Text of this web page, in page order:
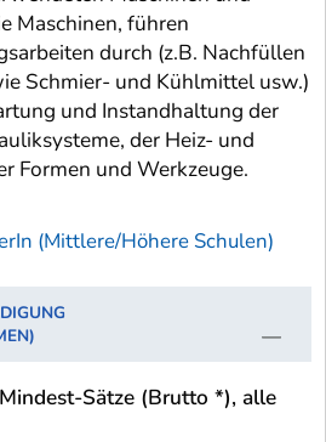
Maschinen, führen
durch (z.B. Nachfüllen
Schmier- und Kühlmittel usw.)
und Instandhaltung der
der Heiz- und
Formen und Werkzeuge.
(Mittlere/Höhere Schulen)
Sätze (Brutto *), alle